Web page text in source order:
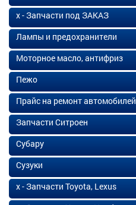
х - Запчасти под ЗАКАЗ
Лампы и предохранители
Моторное масло, антифриз
Пежо
Прайс на ремонт автомобилей
Запчасти Ситроен
Субару
Сузуки
х - Запчасти Toyota, Lexus